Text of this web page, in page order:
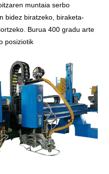
muntaia serbo
bidez biratzeko, biraketa-
Burua 400 gradu arte
posiziotik